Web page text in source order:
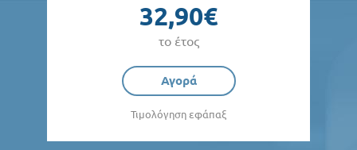
32,90€
το έτος
Αγορά
Τιμολόγηση εφάπαξ